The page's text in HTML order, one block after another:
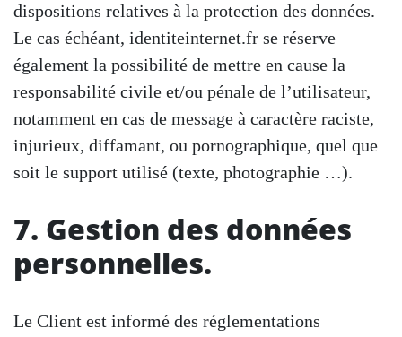
dispositions relatives à la protection des données.
Le cas échéant, identiteinternet.fr se réserve
également la possibilité de mettre en cause la
responsabilité civile et/ou pénale de l’utilisateur,
notamment en cas de message à caractère raciste,
injurieux, diffamant, ou pornographique, quel que
soit le support utilisé (texte, photographie …).
7. Gestion des données
personnelles.
Le Client est informé des réglementations